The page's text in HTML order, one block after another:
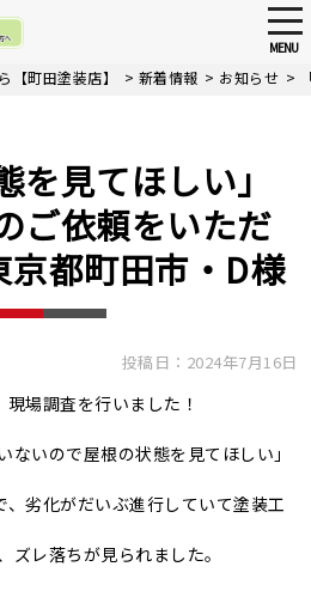
MENU
【町田塗装店】 > 新着情報 > お知らせ >
を見てほしい」
ご依頼をいただ
京都町田市・D様
投稿日：2024年7月16日
場調査を行いました！
ないので屋根の状態を見てほしい」
劣化がだいぶ進行していて塗装工
レ落ちが見られました。